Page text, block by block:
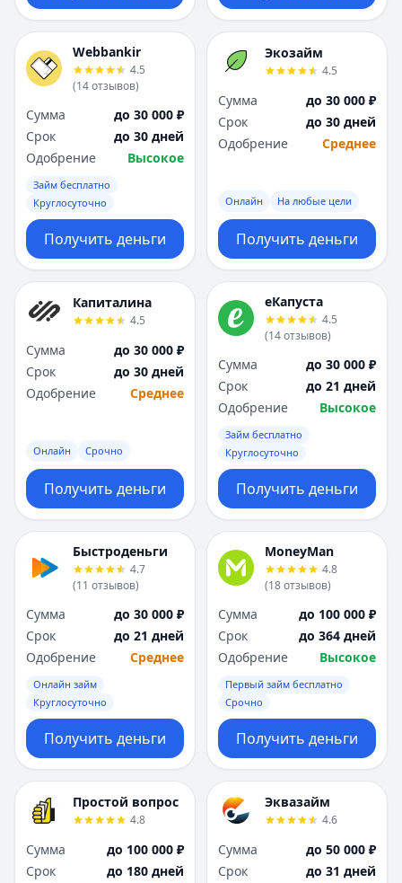
Webbankir
4.5
(14отзывов)
Сумма
до 30 000 ₽
Срок
до 30 дней
Одобрение
Высокое
Займ бесплатно
Круглосуточно
Получить деньги
Экозайм
4.5
Сумма
до 30 000 ₽
Срок
до 30 дней
Одобрение
Среднее
Онлайн На любые цели
Получить деньги
Капиталина
4.5
Сумма
до 30 000 ₽
Срок
до 30 дней
Одобрение
Среднее
Онлайн Срочно
Получить деньги
еКапуста
4.5
(14отзывов)
Сумма
до 30 000 ₽
Срок
до 21 дней
Одобрение
Высокое
Займ бесплатно
Круглосуточно
Получить деньги
Быстроденьги
4.7
(11 отзывов)
Сумма
до 30 000 ₽
Срок
до 21 дней
Одобрение
Среднее
Онлайн займ
Круглосуточно
Получить деньги
MoneyMan
4.8
(18отзывов)
Сумма
до 100 000 ₽
Срок
до 364 дней
Одобрение
Высокое
Первый займ бесплатно
Срочно
Получить деньги
Простой вопрос
4.8
Сумма
до 100 000 ₽
Срок
до 180 дней
Эквазайм
4.6
Сумма
до 50 000 ₽
Срок
до 31 дней